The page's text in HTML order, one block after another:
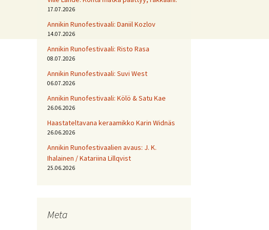
17.07.2026
Annikin Runofestivaali: Daniil Kozlov
14.07.2026
Annikin Runofestivaali: Risto Rasa
08.07.2026
Annikin Runofestivaali: Suvi West
06.07.2026
Annikin Runofestivaali: Kölö & Satu Kae
26.06.2026
Haastateltavana keraamikko Karin Widnäs
26.06.2026
Annikin Runofestivaalien avaus: J. K.
Ihalainen / Katariina Lillqvist
25.06.2026
Meta